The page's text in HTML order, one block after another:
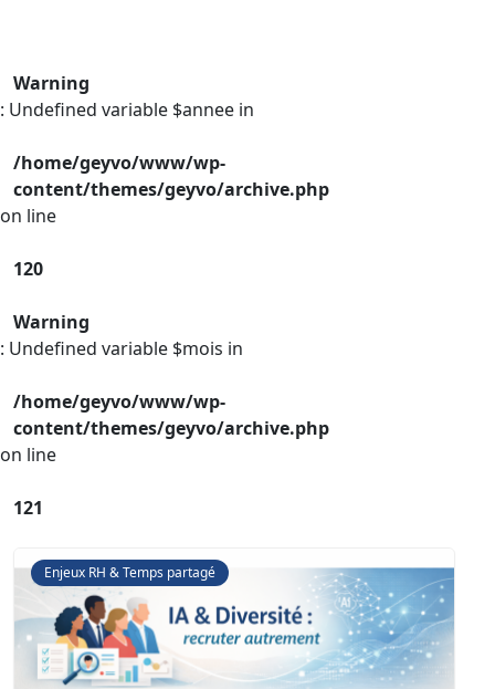
Warning
: Undefined variable $annee in
/home/geyvo/www/wp-
content/themes/geyvo/archive.php
on line
120
Warning
: Undefined variable $mois in
/home/geyvo/www/wp-
content/themes/geyvo/archive.php
on line
121
Enjeux RH & Temps partagé